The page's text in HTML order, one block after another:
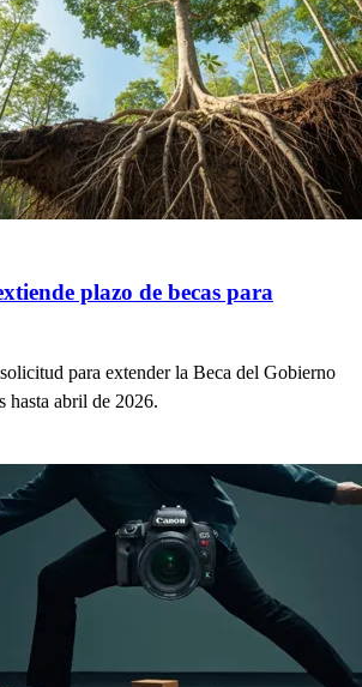
plazo de becas para
para extender la Beca del Gobierno
hasta abril de 2026.